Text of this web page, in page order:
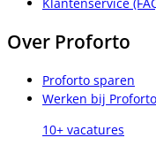
Klantenservice
Over Proforto
Proforto sparen
Werken bij Proforto
10+ vacatures